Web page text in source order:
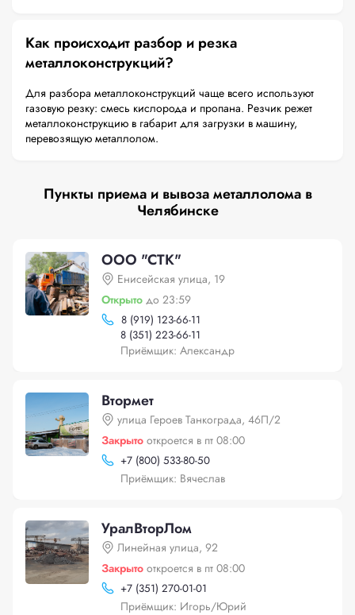
Как происходит разбор и резка
металлоконструкций?
Для разбора металлоконструкций чаще всего используют
газовую резку: смесь кислорода и пропана. Резчик режет
металлоконструкцию в габарит для загрузки в машину,
перевозящую металлолом.
Пункты приема и вывоза металлолома в
Челябинске
ООО "СТК"
Енисейская улица, 19
Открыто до 23:59
8 (919) 123-66-11
8 (351) 223-66-11
Приёмщик: Александр
Втормет
улица Героев Танкограда, 46П/2
Закрыто откроется в пт 08:00
+7 (800) 533-80-50
Приёмщик: Вячеслав
УралВторЛом
Линейная улица, 92
Закрыто откроется в пт 08:00
+7 (351) 270-01-01
Приёмщик: Игорь/Юрий